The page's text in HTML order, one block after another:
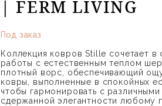
| FERM LIVING
Под заказ
Коллекция ковров Stille сочетает
работы с естественным теплом
плотный ворс, обеспечивающий
ковры, выполненные в спокойных
чтобы гармонировать с
сдержанной элегантности любому